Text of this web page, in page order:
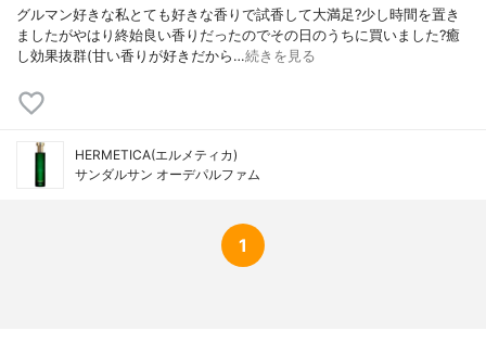
グルマン好きな私とても好きな香りで試香して大満足?少し時間を置き
ましたがやはり終始良い香りだったのでその日のうちに買いました?癒
し効果抜群(甘い香りが好きだから…続きを見る
HERMETICA(エルメティカ)
サンダルサン オーデパルファム
1